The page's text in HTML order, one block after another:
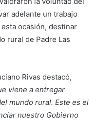
adelante un trabajo
ocasión, destinar
rural de Padre Las
Rivas destacó,
viene a entregar
mundo rural. Este es el
nuestro Gobierno